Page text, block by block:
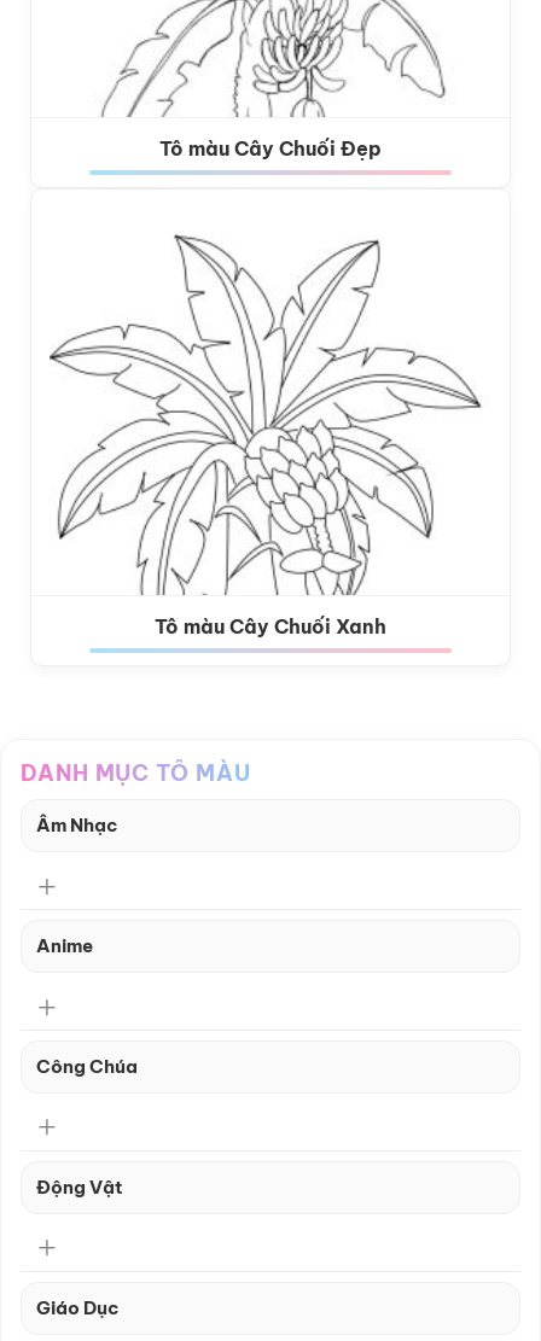
Tô màu Cây Chuối Đẹp
Tô màu Cây Chuối Xanh
DANH MỤC TÔ MÀU
Âm Nhạc
Anime
Công Chúa
Động Vật
Giáo Dục